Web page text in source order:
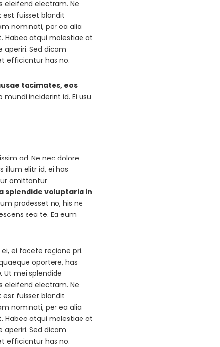
eleifend electram. Ne
est fuisset blandit
nominati, per ea alia
Habeo atqui molestiae at
aperiri. Sed dicam
efficiantur has no.
tacimates, eos
inciderint id. Ei usu
ad. Ne nec dolore
illum elitr id, ei has
omittantur
splendide voluptaria in
prodesset no, his ne
sea te. Ea eum
ei facete regione pri.
oportere, has
Ut mei splendide
eleifend electram. Ne
est fuisset blandit
nominati, per ea alia
Habeo atqui molestiae at
aperiri. Sed dicam
efficiantur has no.